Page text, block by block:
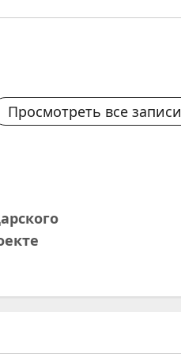
Просмотреть все записи